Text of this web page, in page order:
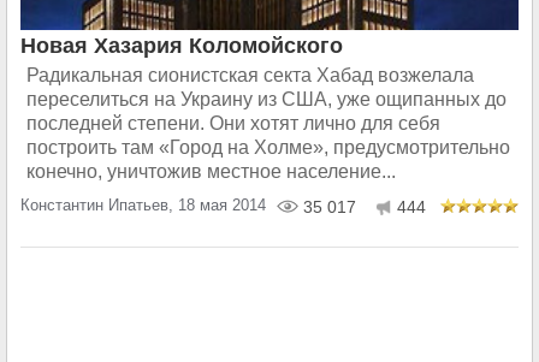
Новая Хазария Коломойского
Радикальная сионистская секта Хабад возжелала
переселиться на Украину из США, уже ощипанных до
последней степени. Они хотят лично для себя
построить там «Город на Холме», предусмотрительно
конечно, уничтожив местное население...
Константин Ипатьев, 18 мая 2014 35 017 444